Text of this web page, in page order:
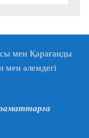
мен Қарағанды
мен әлемдегі